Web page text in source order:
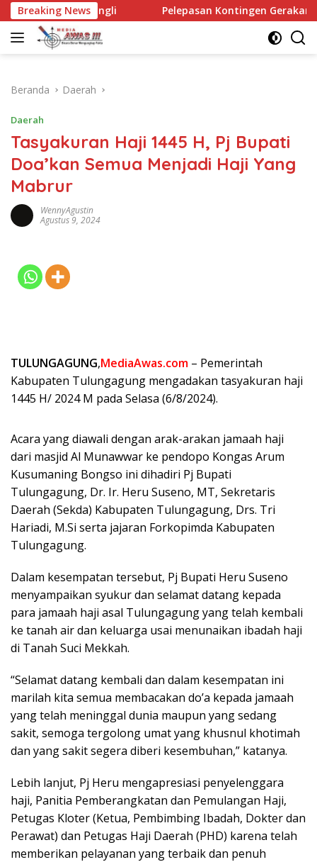
Langsung
ke
konten
Breaking NewsPelepasan Kontingen Gerakan Pramuka Kota
Beranda Daerah
Daerah
Tasyakuran Haji 1445 H, Pj Bupati
Doa’kan Semua Menjadi Haji Yang
Mabrur
WennyAgustin
Agustus 9, 2024
TULUNGAGUNG,MediaAwas.com – Pemerintah
Kabupaten Tulungagung mengadakan tasyakuran haji
1445 H/ 2024 M pada Selasa (6/8/2024).
Acara yang diawali dengan arak-arakan jamaah haji
dari masjid Al Munawwar ke pendopo Kongas Arum
Kusumaning Bongso ini dihadiri Pj Bupati
Tulungagung, Dr. Ir. Heru Suseno, MT, Sekretaris
Daerah (Sekda) Kabupaten Tulungagung, Drs. Tri
Hariadi, M.Si serta jajaran Forkopimda Kabupaten
Tulungagung.
Dalam kesempatan tersebut, Pj Bupati Heru Suseno
menyampaikan syukur dan selamat datang kepada
para jamaah haji asal Tulungagung yang telah kembali
ke tanah air dan keluarga usai menunaikan ibadah haji
di Tanah Suci Mekkah.
“Selamat datang kembali dan dalam kesempatan ini
marilah kita semua membacakan do’a kepada jamaah
yang telah meninggal dunia maupun yang sedang
sakit, semoga tergolong umat yang khusnul khotimah
dan yang sakit segera diberi kesembuhan,” katanya.
Lebih lanjut, Pj Heru mengapresiasi penyelenggara
haji, Panitia Pemberangkatan dan Pemulangan Haji,
Petugas Kloter (Ketua, Pembimbing Ibadah, Dokter dan
Perawat) dan Petugas Haji Daerah (PHD) karena telah
memberikan pelayanan yang terbaik dan penuh